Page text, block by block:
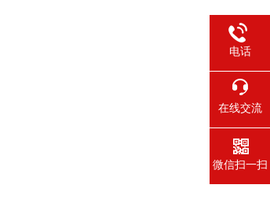
电话
在线交流
微信扫一扫